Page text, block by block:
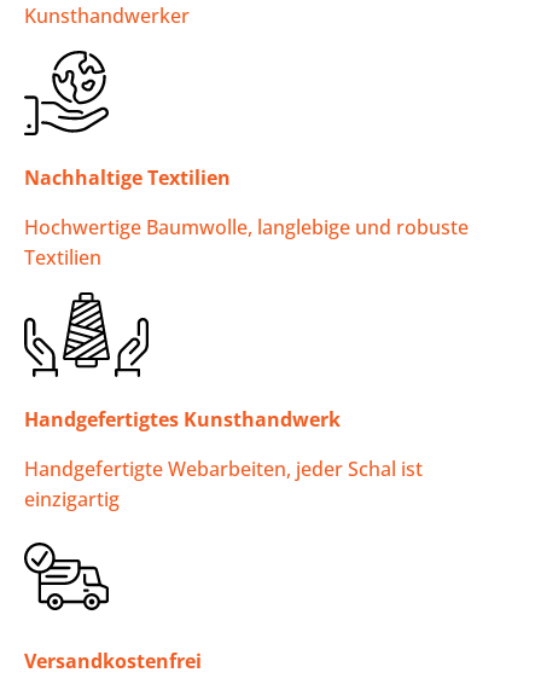
Kunsthandwerker
Nachhaltige Textilien
Hochwertige Baumwolle, langlebige und robuste
Textilien
Handgefertigtes Kunsthandwerk
Handgefertigte Webarbeiten, jeder Schal ist
einzigartig
Versandkostenfrei